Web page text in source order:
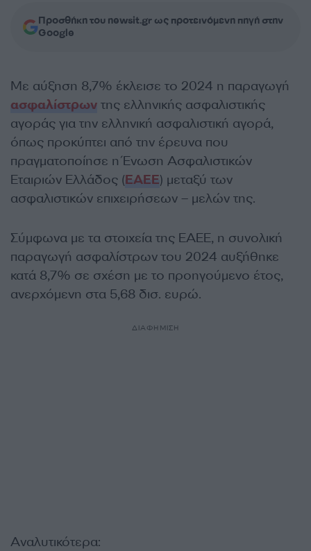
Προσθήκη του newsit.gr ως προτεινόμενη πηγή στην
Google
Με αύξηση 8,7% έκλεισε το 2024 η παραγωγή
ασφαλίστρων της ελληνικής ασφαλιστικής
αγοράς για την ελληνική ασφαλιστική αγορά,
όπως προκύπτει από την έρευνα που
πραγματοποίησε η Ένωση Ασφαλιστικών
Εταιριών Ελλάδος (ΕΑΕΕ) μεταξύ των
ασφαλιστικών επιχειρήσεων – μελών της.
Σύμφωνα με τα στοιχεία της ΕΑΕΕ, η συνολική
παραγωγή ασφαλίστρων του 2024 αυξήθηκε
κατά 8,7% σε σχέση με το προηγούμενο έτος,
ανερχόμενη στα 5,68 δισ. ευρώ.
ΔΙΑΦΗΜΙΣΗ
Αναλυτικότερα: